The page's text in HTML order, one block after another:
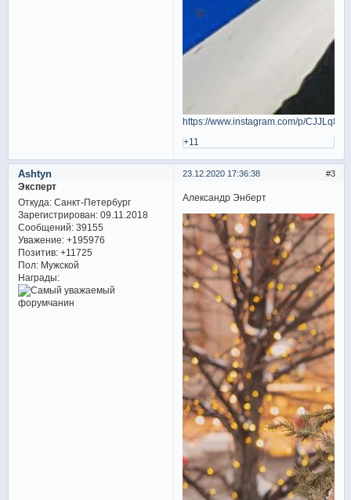
https://www.instagram.com/p/
+11
3
23.12.2020 17:36:38
Ashtyn
Эксперт
Откуда:Санкт-Петербург
Зарегистрирован: 09.11.2018
Сообщений:39155
Уважение: +195976
Позитив: +11725
Пол:Мужской
Награды:
Александр Энберт